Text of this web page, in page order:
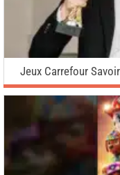
Jeux Carrefour